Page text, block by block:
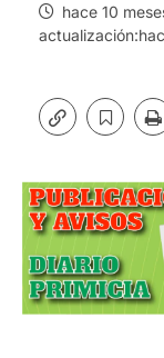
hace 10